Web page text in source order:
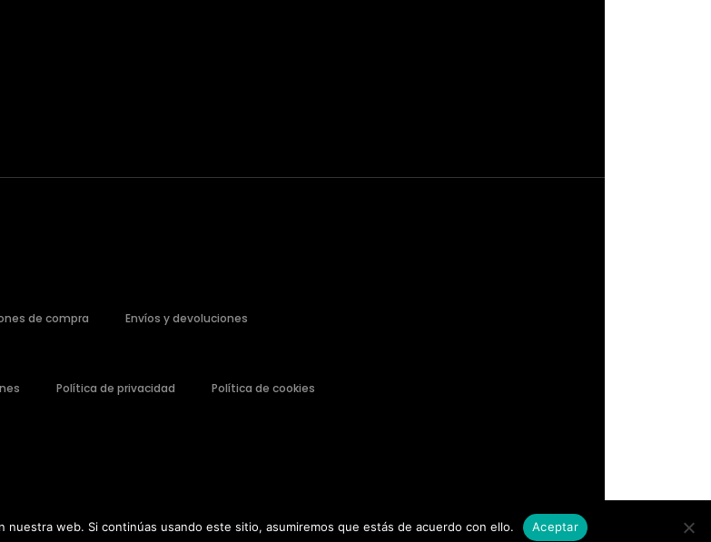
de compra Envíos y devoluciones
Política de privacidad Política de cookies
nuestra web. Si continúas usando este sitio, asumiremos que estás de acuerdo con ello. Aceptar